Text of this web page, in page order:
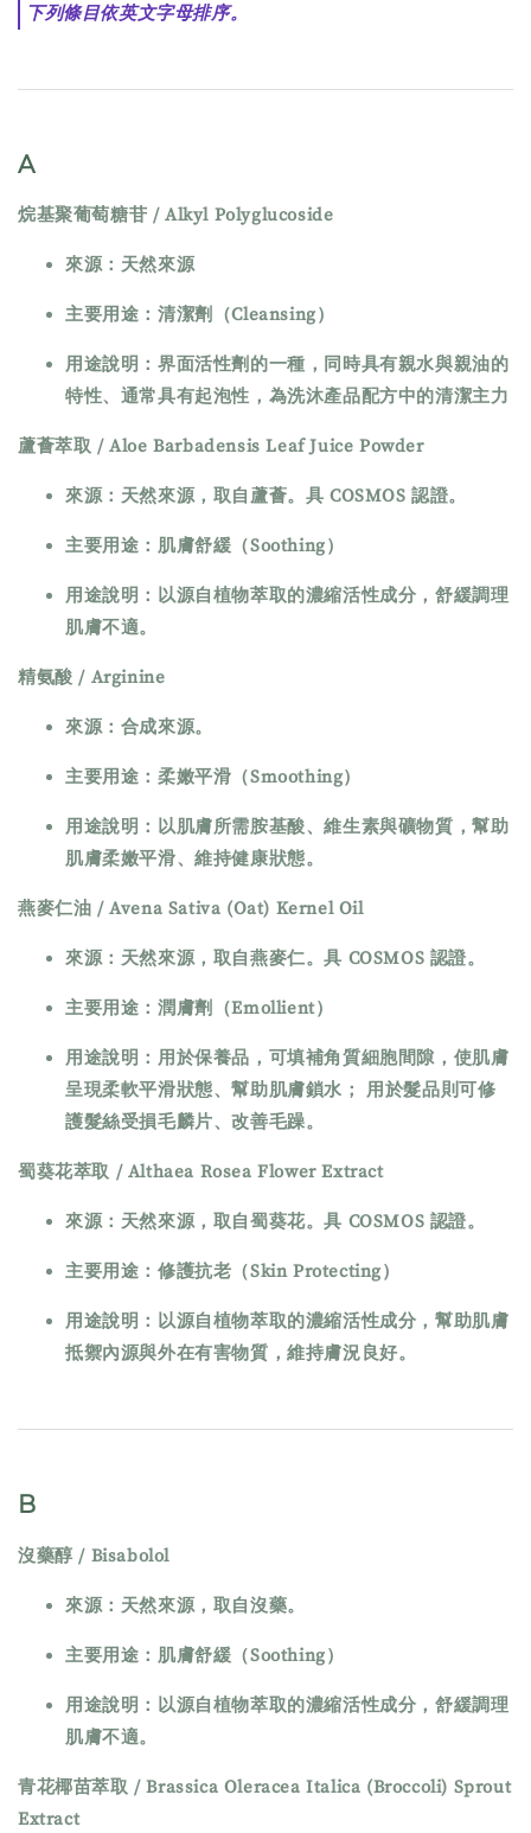
下列條目依英文字母排序。
A
烷基聚葡萄糖苷 / Alkyl Polyglucoside
來源：天然來源
主要用途：清潔劑（Cleansing）
用途說明：界面活性劑的一種，同時具有親水與親油的
特性、通常具有起泡性，為洗沐產品配方中的清潔主力
蘆薈萃取 / Aloe Barbadensis Leaf Juice Powder
來源：天然來源，取自蘆薈。具 COSMOS 認證。
主要用途：肌膚舒緩（Soothing）
用途說明：以源自植物萃取的濃縮活性成分，舒緩調理
肌膚不適。
精氨酸 / Arginine
來源：合成來源。
主要用途：柔嫩平滑（Smoothing）
用途說明：以肌膚所需胺基酸、維生素與礦物質，幫助
肌膚柔嫩平滑、維持健康狀態。
燕麥仁油 / Avena Sativa (Oat) Kernel Oil
來源：天然來源，取自燕麥仁。具 COSMOS 認證。
主要用途：潤膚劑（Emollient）
用途說明：用於保養品，可填補角質細胞間隙，使肌膚
呈現柔軟平滑狀態、幫助肌膚鎖水； 用於髮品則可修
護髮絲受損毛麟片、改善毛躁。
蜀葵花萃取 / Althaea Rosea Flower Extract
來源：天然來源，取自蜀葵花。具 COSMOS 認證。
主要用途：修護抗老（Skin Protecting）
用途說明：以源自植物萃取的濃縮活性成分，幫助肌膚
抵禦內源與外在有害物質，維持膚況良好。
B
沒藥醇 / Bisabolol
來源：天然來源，取自沒藥。
主要用途：肌膚舒緩（Soothing）
用途說明：以源自植物萃取的濃縮活性成分，舒緩調理
肌膚不適。
青花椰苗萃取 / Brassica Oleracea Italica (Broccoli) Sprout
Extract